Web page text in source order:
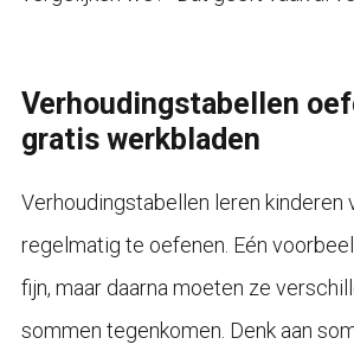
Verhoudingstabellen
gratis werkbladen
Verhoudingstabellen leren kinderen
regelmatig te oefenen. Eén
fijn, maar daarna moeten ze
sommen tegenkomen. Denk aan